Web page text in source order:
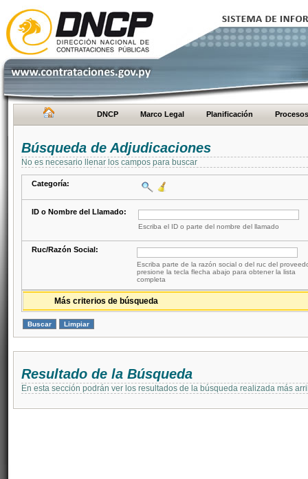
DNCP Marco Legal Planificación Procesos
Búsqueda de Adjudicaciones
No es necesario llenar los campos para buscar
Categoría:
ID o Nombre del Llamado:
Escriba el ID o parte del nombre del llamado
Ruc/Razón Social:
Escriba parte de la razón social o del ruc del
presione la tecla flecha abajo para obtener la lista
completa
Más criterios de búsqueda
Resultado de la Búsqueda
En esta sección podrán ver los resultados de la búsqueda realizada más